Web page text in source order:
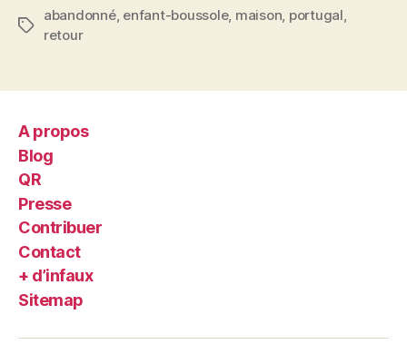
Étiquettes
abandonné, enfant-boussole, maison portugal
retour
A propos
Blog
QR
Presse
Contribuer
Contact
+ d’infaux
Sitemap